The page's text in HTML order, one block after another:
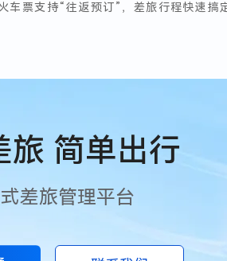
车票支持“往返预订”，差旅行程快速搞
旅 简单出行
差旅管理平台